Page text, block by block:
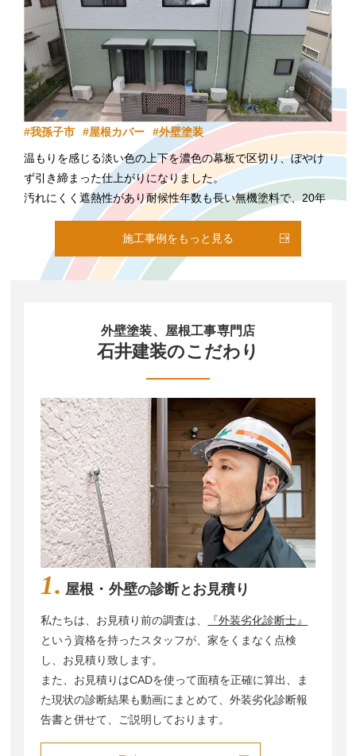
我孫子市 屋根カバー 外壁塗装
温もりを感じる淡い色の上下を濃色の幕板で区切り、ぼやけ
ず引き締まった仕上がりになりました。
汚れにくく遮熱性があり耐候性年数も長い無機塗料で、20年
以上きれいな状態が保てます。
アフターフォローも責任を持ってご対応いたします。万が一
お気付きの点等ございましたら何なりとお申し付け下さい！
郵便局での相談会にお越しいただき、弊社にお任せいただき
施工事例をもっと見る
外壁塗装、屋根工事専門店
石井建装のこだわり
1. 屋根・外壁の診断とお見積り
私たちは、お⾒積り前の調査は、
『外装劣化診断⼠』
という資格を持ったスタッフが、家をくまなく点検
し、お⾒積り致します。
また、お⾒積りはCADを使って面積を正確に算出、ま
た現状の診断結果も動画にまとめて、外装劣化診断報
告書と併せて、ご説明しております。